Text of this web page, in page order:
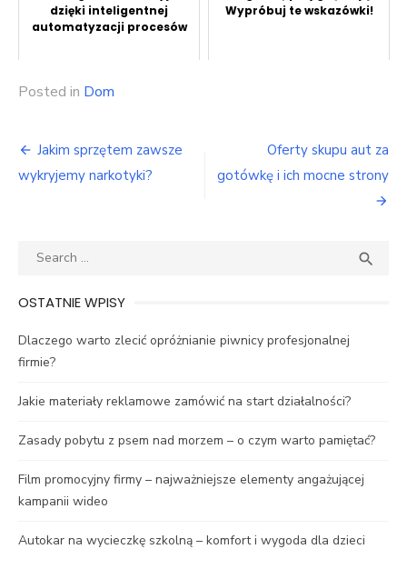
dzięki inteligentnej
automatyzacji procesów
Wypróbuj te wskazówki!
Posted in Dom
Nawigacja
wpisu
Jakim sprzętem zawsze
wykryjemy narkotyki?
Oferty skupu aut za
gotówkę i ich mocne strony
Search

OSTATNIE WPISY
Dlaczego warto zlecić opróżnianie piwnicy profesjonalnej
firmie?
Jakie materiały reklamowe zamówić na start działalności?
Zasady pobytu z psem nad morzem – o czym warto pamiętać?
Film promocyjny firmy – najważniejsze elementy angażującej
kampanii wideo
Autokar na wycieczkę szkolną – komfort i wygoda dla dzieci